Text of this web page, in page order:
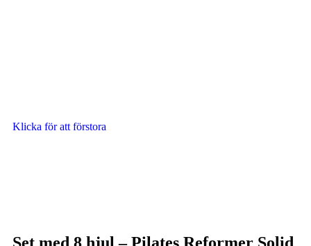
Klicka för att förstora